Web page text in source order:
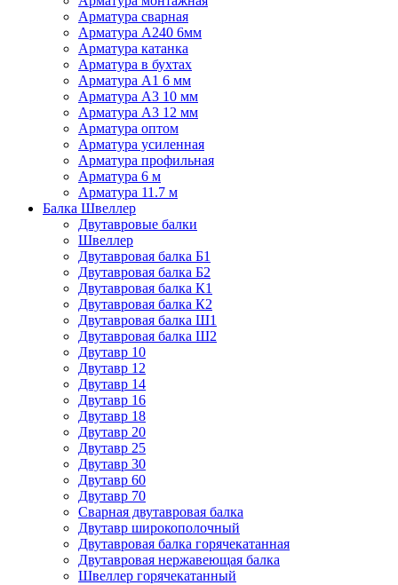
Арматура сварная
Арматура А240 6мм
Арматура катанка
Арматура в бухтах
Арматура А1 6 мм
Арматура А3 10 мм
Арматура А3 12 мм
Арматура оптом
Арматура усиленная
Арматура профильная
Арматура 6 м
Арматура 11.7 м
Балка Швеллер
Двутавровые балки
Швеллер
Двутавровая балка Б1
Двутавровая балка Б2
Двутавровая балка К1
Двутавровая балка К2
Двутавровая балка Ш1
Двутавровая балка Ш2
Двутавр 10
Двутавр 12
Двутавр 14
Двутавр 16
Двутавр 18
Двутавр 20
Двутавр 25
Двутавр 30
Двутавр 60
Двутавр 70
Сварная двутавровая балка
Двутавр широкополочный
Двутавровая балка горячекатанная
Двутавровая нержавеющая балка
Швеллер горячекатанный